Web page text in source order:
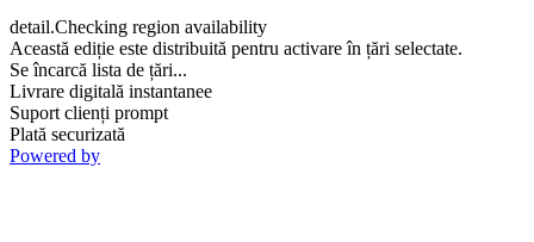
detail.Checking region availability
Această ediție este distribuită pentru activare în țări selectate.
Se încarcă lista de țări...
Livrare digitală instantanee
Suport clienți prompt
Plată securizată
Powered by